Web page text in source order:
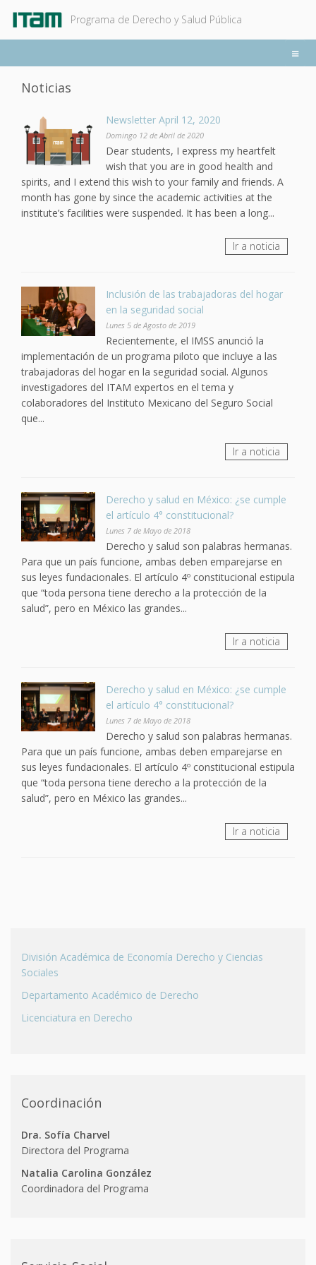
contenido
Programa de Derecho y Salud Pública
Noticias
Newsletter April 12, 2020
Domingo 12 de Abril de 2020
Dear students, I express my heartfelt
wish that you are in good health and
spirits, and I extend this wish to your family and friends. A
month has gone by since the academic activities at the
institute’s facilities were suspended. It has been a long...
Ir a noticia
Inclusión de las trabajadoras del hogar
en la seguridad social
Lunes 5 de Agosto de 2019
Recientemente, el IMSS anunció la
implementación de un programa piloto que incluye a las
trabajadoras del hogar en la seguridad social. Algunos
investigadores del ITAM expertos en el tema y
colaboradores del Instituto Mexicano del Seguro Social
que...
Ir a noticia
Derecho y salud en México: ¿se cumple
el artículo 4° constitucional?
Lunes 7 de Mayo de 2018
Derecho y salud son palabras hermanas.
Para que un país funcione, ambas deben emparejarse en
sus leyes fundacionales. El artículo 4º constitucional estipula
que “toda persona tiene derecho a la protección de la
salud”, pero en México las grandes...
Ir a noticia
Derecho y salud en México: ¿se cumple
el artículo 4° constitucional?
Lunes 7 de Mayo de 2018
Derecho y salud son palabras hermanas.
Para que un país funcione, ambas deben emparejarse en
sus leyes fundacionales. El artículo 4º constitucional estipula
que “toda persona tiene derecho a la protección de la
salud”, pero en México las grandes...
Ir a noticia
División Académica de Economía Derecho y Ciencias
Sociales
Departamento Académico de Derecho
Licenciatura en Derecho
Coordinación
Dra. Sofía Charvel
Directora del Programa
Natalia Carolina González
Coordinadora del Programa